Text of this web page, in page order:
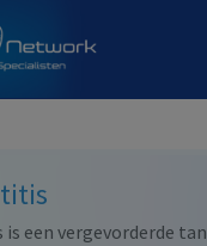
een vergevorderde